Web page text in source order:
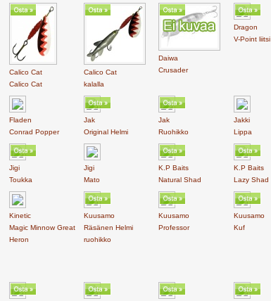
Calico Cat
Calico Cat
Calico Cat
kalalla
Daiwa
Crusader
Dragon
V-Point liitsi
Fladen
Conrad Popper
Jak
Original Helmi
Jak
Ruohikko
Jakki
Lippa
Jigi
Toukka
Jigi
Mato
K.P Baits
Natural Shad
K.P Baits
Lazy Shad
Kinetic
Magic Minnow Great
Heron
Kuusamo
Räsänen Helmi
ruohikko
Kuusamo
Professor
Kuusamo
Kuf